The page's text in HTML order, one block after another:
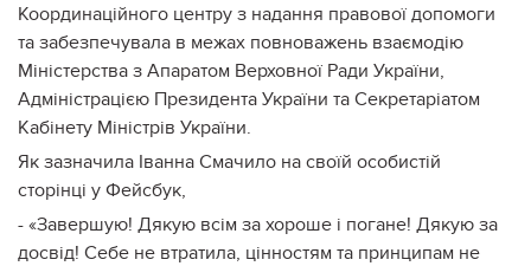
Координаційного центру з надання правової допомоги
та забезпечувала в межах повноважень взаємодію
Міністерства з Апаратом Верховної Ради України,
Адміністрацією Президента України та Секретаріатом
Кабінету Міністрів України.
Як зазначила Іванна Смачило на своїй особистій
сторінці у Фейсбук,
- «Завершую! Дякую всім за хороше і погане! Дякую за
досвід! Себе не втратила, цінностям та принципам не